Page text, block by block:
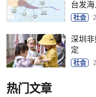
台发
社会
深圳
定
社会
热门文章